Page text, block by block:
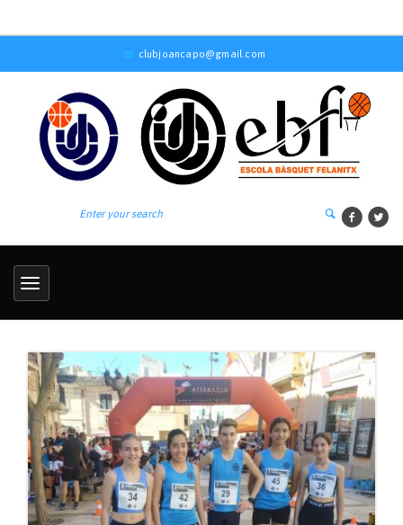
clubjoancapo@gmail.com